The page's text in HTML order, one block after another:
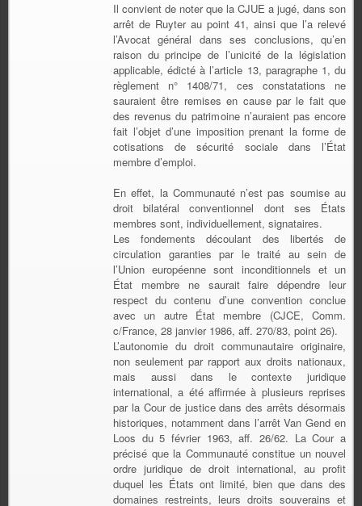
Il convient de noter que la CJUE a jugé, dans son
arrêt de Ruyter au point 41, ainsi que l’a relevé
l’Avocat général dans ses conclusions, qu’en
raison du principe de l’unicité de la législation
applicable, édicté à l’article 13, paragraphe 1, du
règlement n° 1408/71, ces constatations ne
sauraient être remises en cause par le fait que
des revenus du patrimoine n’auraient pas encore
fait l’objet d’une imposition prenant la forme de
cotisations de sécurité sociale dans l’État
membre d’emploi.
En effet, la Communauté n’est pas soumise au
droit bilatéral conventionnel dont ses États
membres sont, individuellement, signataires.
Les fondements découlant des libertés de
circulation garanties par le traité au sein de
l’Union européenne sont inconditionnels et un
État membre ne saurait faire dépendre leur
respect du contenu d’une convention conclue
avec un autre État membre (CJCE, Comm.
c/France, 28 janvier 1986, aff. 270/83, point 26).
L’autonomie du droit communautaire originaire,
non seulement par rapport aux droits nationaux,
mais aussi dans le contexte juridique
international, a été affirmée à plusieurs reprises
par la Cour de justice dans des arrêts désormais
historiques, notamment dans l’arrêt Van Gend en
Loos du 5 février 1963, aff. 26/62. La Cour a
précisé que la Communauté constitue un nouvel
ordre juridique de droit international, au profit
duquel les États ont limité, bien que dans des
domaines restreints, leurs droits souverains et